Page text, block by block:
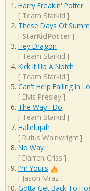
Harry Freakin' Potter
[ Team Starkid ]
These Days Of
[ StarKidPotter ]
Hey Dragon
[ Team Starkid ]
Kick It Up A Notch
[ Team Starkid ]
Can't Help Falling In
[ Elvis Presley ]
The Way I Do
[ Team Starkid ]
Hallelujah
[ Rufus Wainwright ]
No Way
[ Darren Criss ]
I'm Yours
[ Jason Mraz ]
Gotta Get Back To